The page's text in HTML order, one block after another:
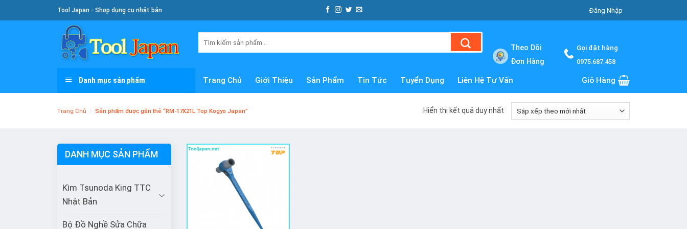
To
Tool Japan - Shop dụng cụ nhật bản Đăng Nhập
Theo Dõi
Đơn Hàng
Gọi đặt hàng
0975.687.458
Danh mục sản phẩm Trang Chủ Giới Thiệu Sản Phẩm Tin Tức Tuyển Dụng Liên Hệ Tư Vấn Giỏ Hàng
Trang Chủ / Sản phẩm được gắn thẻ “RM-17X21L Top Kogyo Japan” Hiển thị kết quả duy nhất
DANH MỤC SẢN PHẨM
Kìm Tsunoda King TTC
Nhật Bản
Bộ Đồ Nghề Sửa Chữa